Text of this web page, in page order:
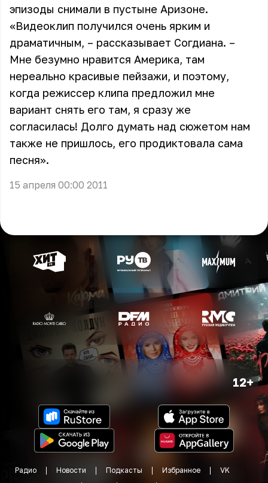
эпизоды снимали в пустыне Аризоне.
«Видеоклип получился очень ярким и
драматичным, – рассказывает Согдиана. –
Мне безумно нравится Америка, там
нереально красивые пейзажи, и поэтому,
когда режиссер клипа предложил мне
вариант снять его там, я сразу же
согласилась! Долго думать над сюжетом нам
также не пришлось, его продиктовала сама
песня».
15 апреля 00:00 2011
12+
Радио Новости Подкасты Избранное
VK